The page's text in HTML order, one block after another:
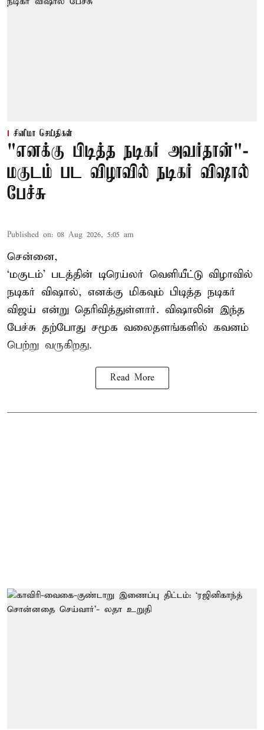
சினிமா செய்திகள்
"எனக்கு பிடித்த நடிகர் அவர்தான்"-
மகுடம் பட விழாவில் நடிகர் விஷால்
பேச்சு
Published on: 08 Aug 2026, 5:05 am
சென்னை,
‘மகுடம்’ படத்தின் டிரெய்லர் வெளியீட்டு விழாவில்
நடிகர் விஷால், எனக்கு மிகவும் பிடித்த நடிகர்
விஜய் என்று தெரிவித்துள்ளார். விஷாலின் இந்த
பேச்சு தற்போது சமூக வலைதளங்களில் கவனம்
பெற்று வருகிறது.
Read More